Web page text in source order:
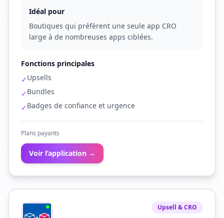
Idéal pour
Boutiques qui préfèrent une seule app CRO
large à de nombreuses apps ciblées.
Fonctions principales
✓Upsells
✓Bundles
✓Badges de confiance et urgence
Plans payants
Voir l’application →
Upsell & CRO